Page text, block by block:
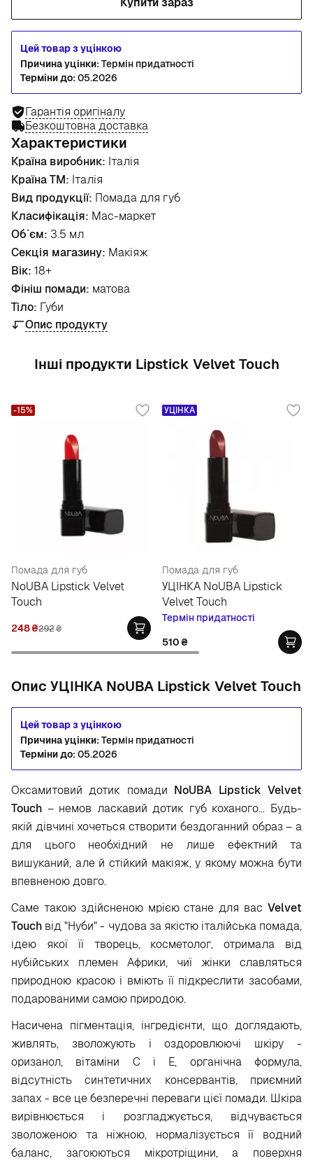
Цей товар з уцінкою
Причина уцінки:Термін придатності
Терміни до:05.2026
Гарантія оригіналу
Безкоштовна доставка
Характеристики
Країна виробник: Італія
Країна ТМ: Італія
Вид продукції: Помада для губ
Класифікація: Мас-маркет
Об`єм: 3.5 мл
Секція магазину: Макіяж
Вік: 18+
Фініш помади: матова
Тіло: Губи
Опис продукту
Інші продукти Lipstick Velvet Touch
Помада для губ
NoUBA Lipstick Velvet
Touch
248₴292₴
-15%
Помада для губ
УЦІНКА NoUBA Lipstick
Velvet Touch
Термін придатності
510₴
УЦІНКА
Опис УЦІНКА NoUBA Lipstick Velvet Touch
Цей товар з уцінкою
Причина уцінки:Термін придатності
Терміни до:05.2026
Оксамитовий дотик помади NoUBA Lipstick Velvet
Touch – немов ласкавий дотик губ коханого… Будь-
якій дівчині хочеться створити бездоганний образ – а
для цього необхідний не лише ефектний та
вишуканий, але й стійкий макіяж, у якому можна бути
впевненою довго.
Саме такою здійсненою мрією стане для вас Velvet
Touch від "Нуби" - чудова за якістю італійська помада,
ідею якої її творець, косметолог, отримала від
нубійських племен Африки, чиї жінки славляться
природною красою і вміють її підкреслити засобами,
подарованими самою природою.
Насичена пігментація, інгредієнти, що доглядають,
живлять, зволожують і оздоровлюючі шкіру -
оризанол, вітаміни С і Е, органічна формула,
відсутність синтетичних консервантів, приємний
запах - все це безперечні переваги цієї помади. Шкіра
вирівнюється і розгладжується, відчувається
зволоженою та ніжною, нормалізується її водний
баланс, загоюються мікротріщини, а поверхня